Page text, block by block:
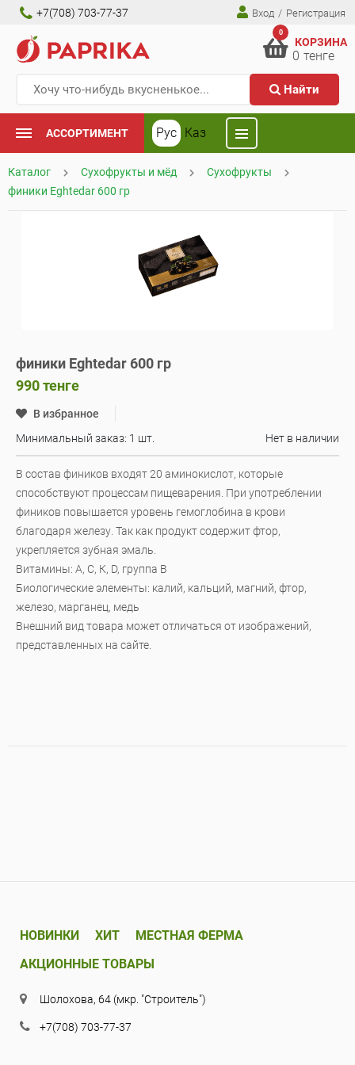
+7(708) 703-77-37 Вход / Регистрация
Найти
0
КОРЗИНА
0 тенге
АССОРТИМЕНТ Рус Каз
Каталог Сухофрукты и мёд
Сухофрукты
финики Eghtedar 600 гр
финики Eghtedar 600 гр
990тенге
В избранное
Минимальный заказ: 1 шт.
Нет в наличии
В состав фиников входят 20 аминокислот, которые
способствуют процессам пищеварения. При употреблении
фиников повышается уровень гемоглобина в крови
благодаря железу. Так как продукт содержит фтор,
укрепляется зубная эмаль.
Витамины: А, С, К, D, группа В
Биологические элементы: калий, кальций, магний, фтор,
железо, марганец, медь
Внешний вид товара может отличаться от изображений,
представленных на сайте.
НОВИНКИ ХИТ
МЕСТНАЯ ФЕРМА
АКЦИОННЫЕ ТОВАРЫ
Шолохова, 64 (мкр. "Строитель")
+7(708) 703-77-37